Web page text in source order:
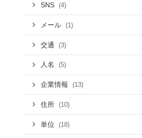
SNS (4)
メール (1)
交通 (3)
人名 (5)
企業情報 (13)
住所 (10)
単位 (18)